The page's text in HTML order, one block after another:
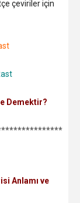
çeviriler için
Demektir?
Anlamı ve